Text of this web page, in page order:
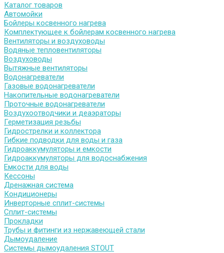
Каталог товаров
Автомойки
Бойлеры косвенного нагрева
Комплектующее к бойлерам косвенного нагрева
Вентиляторы и воздуховоды
Водяные тепловентиляторы
Воздуховоды
Вытяжные вентиляторы
Водонагреватели
Газовые водонагреватели
Накопительные водонагреватели
Проточные водонагреватели
Воздухоотводчики и деаэраторы
Герметизация резьбы
Гидрострелки и коллектора
Гибкие подводки для воды и газа
Гидроаккумуляторы и емкости
Гидроаккумуляторы для водоснабжения
Емкости для воды
Кессоны
Дренажная система
Кондиционеры
Инверторные сплит-системы
Сплит-системы
Прокладки
Трубы и фитинги из нержавеющей стали
Дымоудаление
Системы дымоудаления STOUT